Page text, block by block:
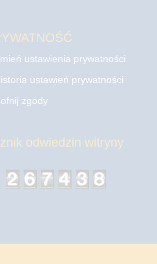
ustawienia prywatności
ustawień prywatności
zgody
odwiedzin witryny